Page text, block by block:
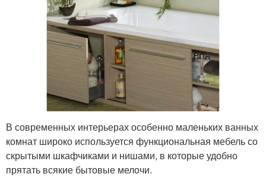
В современных интерьерах особенно маленьких ванных
комнат широко используется функциональная мебель со
скрытыми шкафчиками и нишами, в которые удобно
прятать всякие бытовые мелочи.